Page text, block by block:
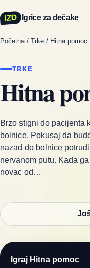
IZD Igrice za dečake
Početna / Trke / Hitna pomoc
TRKE
Hitna
Brzo stigni do pacijenta
bolnice. Pokusaj da
nazad do bolnice
nervanom putu. Kada
novac od…
Igraj Hitna pomoc